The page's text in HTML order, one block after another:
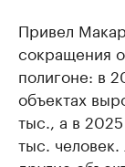
Привел
сокращения
полигоне: в
объектах
тыс., а в
тыс.